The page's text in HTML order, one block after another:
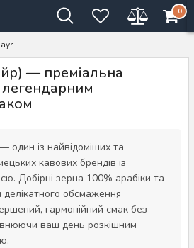
0
— преміальна
легендарним
— один із найвідоміших та
кавових брендів із
Добірні зерна 100% арабіки та
делікатного обсмаження
гармонійний смак без
ваш день розкішним